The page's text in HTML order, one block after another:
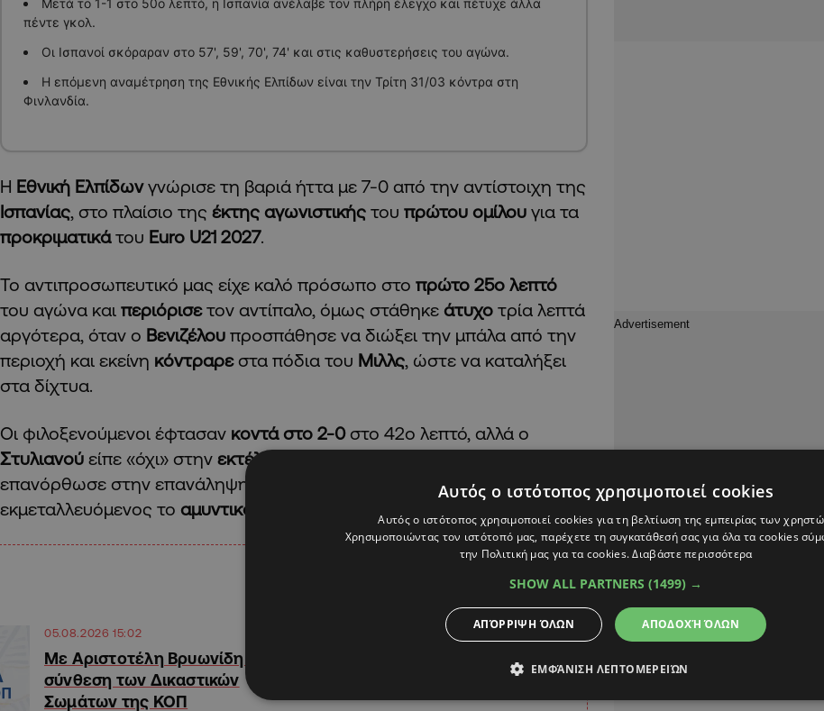
Μετά το 1-1 στο 50ο λεπτό, η Ισπανία ανέλαβε τον πλήρη έλεγχο και πέτυχε άλλα
πέντε γκολ.
Οι Ισπανοί σκόραραν στο 57', 59', 70', 74' και στις καθυστερήσεις του αγώνα.
Η επόμενη αναμέτρηση της Εθνικής Ελπίδων είναι την Τρίτη 31/03 κόντρα στη
Φινλανδία.
Η Εθνική Ελπίδωνγνώρισε τη βαριά ήττα με 7-0 από την αντίστοιχη της
Ισπανίας, στο πλαίσιο της έκτης αγωνιστικής του πρώτου ομίλου για τα
προκριματικάτου Euro U21 2027.
Το αντιπροσωπευτικό μας είχε καλό πρόσωπο στο πρώτο 25ο λεπτό
του αγώνα και περιόρισετον αντίπαλο, όμως στάθηκε άτυχο τρία λεπτά
αργότερα, όταν ο Βενιζέλου προσπάθησε να διώξει την μπάλα από την
περιοχή και εκείνη κόντραρε στα πόδια του Μιλλς, ώστε να καταλήξει
στα δίχτυα.
Οι φιλοξενούμενοι έφτασαν κοντά στο 2-0στο 42ο λεπτό, αλλά ο
Στυλιανού είπε «όχι» στην εκτέλεση πέναλτι
επανόρθωσε στην επανάληψη, σκοράροντας με πλασέ,
εκμεταλλευόμενος το αμυντικό λάθος
05.08.2026 15:02
Με Αριστοτέλη Βρυωνίδη η
σύνθεση των Δικαστικών
Σωμάτων της ΚΟΠ
Αυτός ο ιστότοπος χρησιμοποιεί cookies
Αυτός ο ιστότοπος χρησιμοποιεί cookies για τη βελτίωση της εμπειρίας των
Χρησιμοποιώντας τον ιστότοπό μας, παρέχετε τη συγκατάθεσή σας για όλα τα cookies
την Πολιτική μας για τα cookies.Διαβάστε περισσότερα
SHOW ALL PARTNERS (1499) →
ΑΠΟΔΟΧΉ ΌΛΩΝ
ΑΠΌΡΡΙΨΗ ΌΛΩΝ
ΕΜΦΆΝΙΣΗ ΛΕΠΤΟΜΕΡΕΙΏΝ